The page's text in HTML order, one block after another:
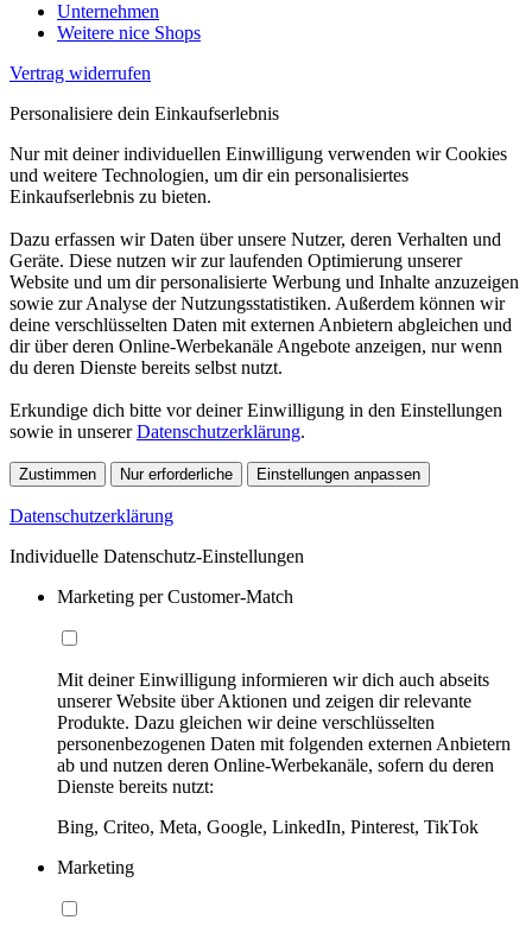
Unternehmen
Weitere nice Shops
Vertrag widerrufen
Personalisiere dein Einkaufserlebnis
Nur mit deiner individuellen Einwilligung verwenden wir Cookies
und weitere Technologien, um dir ein personalisiertes
Einkaufserlebnis zu bieten.
Dazu erfassen wir Daten über unsere Nutzer, deren Verhalten und
Geräte. Diese nutzen wir zur laufenden Optimierung unserer
Website und um dir personalisierte Werbung und Inhalte anzuzeigen
sowie zur Analyse der Nutzungsstatistiken. Außerdem können wir
deine verschlüsselten Daten mit externen Anbietern abgleichen und
dir über deren Online-Werbekanäle Angebote anzeigen, nur wenn
du deren Dienste bereits selbst nutzt.
Erkundige dich bitte vor deiner Einwilligung in den Einstellungen
sowie in unsererDatenschutzerklärung.
Zustimmen Nur erforderliche Einstellungen anpassen
Datenschutzerklärung
Individuelle Datenschutz-Einstellungen
Marketing per Customer-Match
Mit deiner Einwilligung informieren wir dich auch abseits
unserer Website über Aktionen und zeigen dir relevante
Produkte. Dazu gleichen wir deine verschlüsselten
personenbezogenen Daten mit folgenden externen Anbietern
ab und nutzen deren Online-Werbekanäle, sofern du deren
Dienste bereits nutzt:
Bing, Criteo, Meta, Google, LinkedIn, Pinterest, TikTok
Marketing